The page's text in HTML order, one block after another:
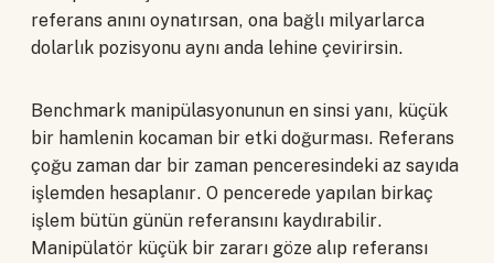
referans anını oynatırsan, ona bağlı milyarlarca
dolarlık pozisyonu aynı anda lehine çevirirsin.
Benchmark manipülasyonunun en sinsi yanı, küçük
bir hamlenin kocaman bir etki doğurması. Referans
çoğu zaman dar bir zaman penceresindeki az sayıda
işlemden hesaplanır. O pencerede yapılan birkaç
işlem bütün günün referansını kaydırabilir.
Manipülatör küçük bir zararı göze alıp referansı